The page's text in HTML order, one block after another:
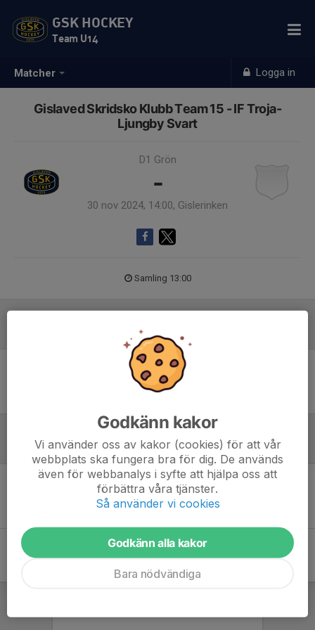
Matcher Logga in
GSK HOCKEY
Team U14
Gislaved Skridsko Klubb Team 15 - IF Troja-
Ljungby Svart
D1 Grön
-
30 nov 2024, 14:00, Gislerinken
Samling 13:00
Ingen uppställning ifylld
Referat
Inget referat skrivet
Godkänn kakor
Vi använder oss av kakor (cookies) för att vår
webbplats ska fungera bra för dig. De används
även för webbanalys i syfte att hjälpa oss att
förbättra våra tjänster.
Så använder vi cookies
Godkänn alla kakor
Bara nödvändiga